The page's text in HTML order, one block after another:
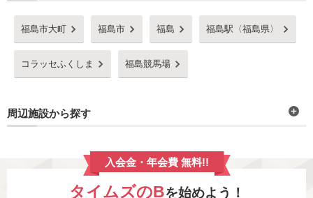
福島市大町 福島市 福島 福島駅〈福島県〉
コラッセふくしま 福島競馬場
周辺施設から探す
入会金・年会費 無料!!
タイムズのBを始めよう！